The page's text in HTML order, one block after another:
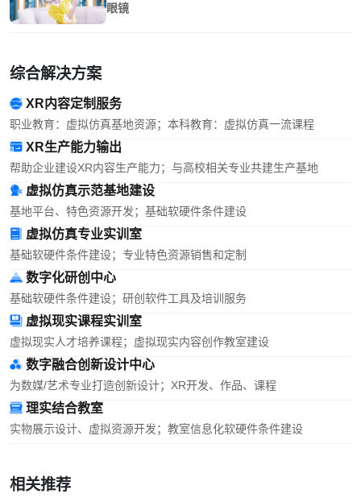
眼镜
综合解决方案
XR内容定制服务
职业教育：虚拟仿真基地资源；本科教育：虚拟仿真一流课程
XR生产能力输出
帮助企业建设XR内容生产能力；与高校相关专业共建生产基地
虚拟仿真示范基地建设
基地平台、特色资源开发；基础软硬件条件建设
虚拟仿真专业实训室
基础软硬件条件建设；专业特色资源销售和定制
数字化研创中心
基础软硬件条件建设；研创软件工具及培训服务
虚拟现实课程实训室
虚拟现实人才培养课程；虚拟现实内容创作教室建设
数字融合创新设计中心
为数媒/艺术专业打造创新设计；XR开发、作品、课程
理实结合教室
实物展示设计、虚拟资源开发；教室信息化软硬件条件建设
相关推荐